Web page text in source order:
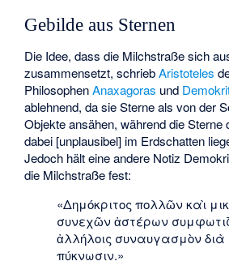
Gebilde aus Sternen
Die Idee, dass die Milchstraße sich
zusammensetzt, schriebAristoteles
PhilosophenAnaxagoras und
ablehnend, da sie Sterne als von der
Objekte ansähen, während die Sterne
dabei [unplausibel] im Erdschatten
Jedoch hält eine andere Notiz
die Milchstraße fest:
«Δημόκριτος πολλῶν καὶ
συνεχῶν ἀστέρων
ἀλλήλοις συναυγασμὸν διὰ
πύκνωσιν.»